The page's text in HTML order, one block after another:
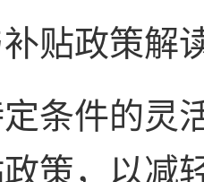
贴政策解
条件的灵
策，以减